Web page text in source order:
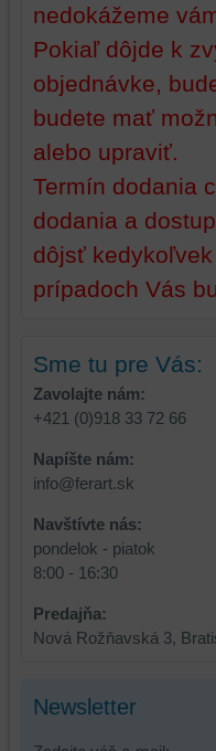
nedokážeme
Pokiaľ dôjde k
objednávke,
budete mať
alebo upraviť.
Termín dodania
dodania a
dôjsť
prípadoch Vás
Sme tu pre Vás:
Zavolajte nám:
+421 (0)918 33 72 66
Napíšte nám:
info@ferart.sk
Navštívte nás:
pondelok - piatok
8:00 - 16:30
Predajňa:
Nová Rožňavská 3,
Newsletter